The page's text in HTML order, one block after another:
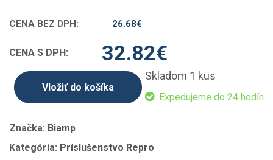
CENA BEZ DPH: 26.68€
CENA S DPH: 32.82€
Skladom 1 kus
Expedujeme do 24 hodín
Vložiť do košíka
Značka: Biamp
Kategória: Príslušenstvo Repro